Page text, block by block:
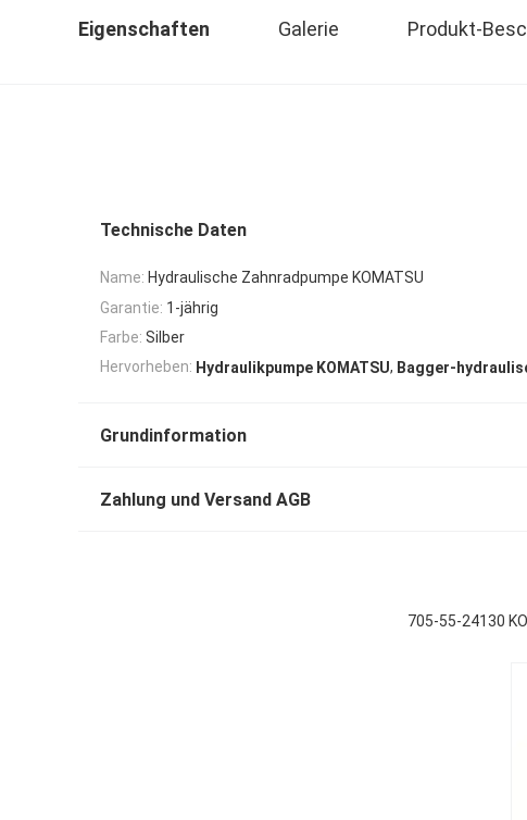
Eigenschaften Galerie Produkt-
Technische Daten
Name: Hydraulische Zahnradpumpe KOMATSU
Garantie: 1-jährig
Farbe: Silber
Hervorheben: Hydraulikpumpe KOMATSU, Bagger-
Grundinformation
Zahlung und Versand AGB
705-55-24130